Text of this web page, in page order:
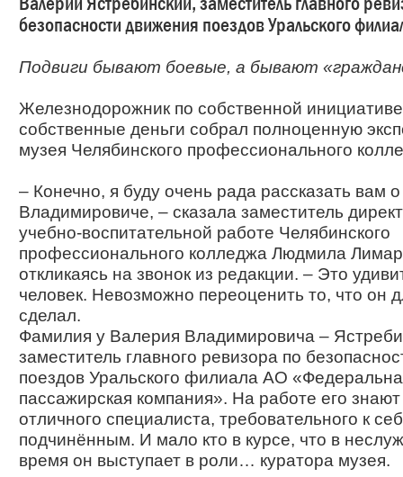
безопасности движения поездов Уральского
Подвиги бывают боевые, а бывают
Железнодорожник по собственной
собственные деньги собрал полноценную
музея Челябинского профессионального
– Конечно, я буду очень рада рассказать вам
Владимировиче, – сказала заместитель
учебно-воспитательной работе Челябинского
профессионального колледжа Людмила
откликаясь на звонок из редакции. – Это
человек. Невозможно переоценить то, что он
сделал.
Фамилия у Валерия Владимировича –
заместитель главного ревизора по
поездов Уральского филиала АО
пассажирская компания». На работе его знают
отличного специалиста, требовательного к
подчинённым. И мало кто в курсе, что в
время он выступает в роли… куратора музея.